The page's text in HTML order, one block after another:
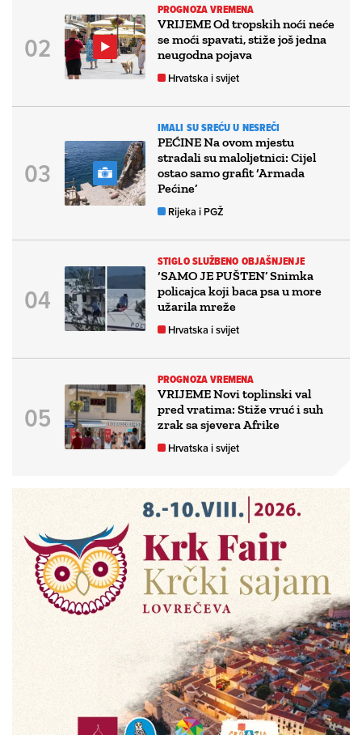
PROGNOZA VREMENA
VRIJEME Od tropskih noći neće
se moći spavati, stiže još jedna
neugodna pojava
Hrvatska i svijet
IMALI SU SREĆU U NESREČI
PEĆINE Na ovom mjestu
stradali su maloljetnici: Cijel
ostao samo grafit ‘Armada
Pećine’
Rijeka i PGŽ
STIGLO SLUŽBENO OBJAŠNJENJE
‘SAMO JE PUŠTEN’ Snimka
policajca koji baca psa u more
užarila mreže
Hrvatska i svijet
PROGNOZA VREMENA
VRIJEME Novi toplinski val
pred vratima: Stiže vruć i suh
zrak sa sjevera Afrike
Hrvatska i svijet